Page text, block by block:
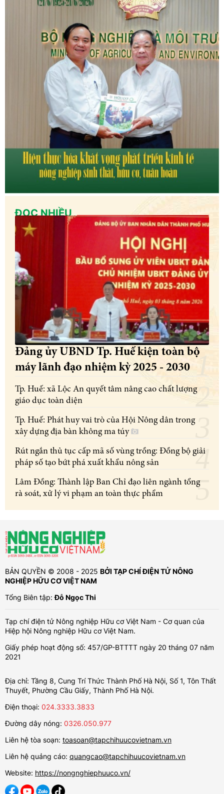
ĐỌC NHIỀU
Đảng ủy UBND Tp. Huế kiện toàn bộ
máy lãnh đạo nhiệm kỳ 2025 - 2030
Tp. Huế: xã Lộc An quyết tâm nâng cao chất lượng
giáo dục toàn diện
Tp. Huế: Phát huy vai trò của Hội Nông dân trong
xây dựng địa bàn không ma túy
Rút ngắn thủ tục cấp mã số vùng trồng: Đồng bộ giải
pháp số tạo bứt phá xuất khẩu nông sản
Lâm Đồng: Thành lập Ban Chỉ đạo liên ngành tổng
rà soát, xử lý vi phạm an toàn thực phẩm
BẢN QUYỀN © 2008 - 2025 BỞI TẠP CHÍ ĐIỆN TỬ NÔNG
NGHIỆP HỮU CƠ VIỆT NAM
Tổng Biên tập:Đỗ Ngọc Thi
Tạp chí điện tử Nông nghiệp Hữu cơ Việt Nam - Cơ quan của
Hiệp hội Nông nghiệp Hữu cơ Việt Nam.
Giấy phép hoạt động số: 457/GP-BTTTT ngày 20 tháng 07 năm
2021
Địa chỉ: Tầng 8, Cung Trí Thức Thành Phố Hà Nội, Số 1, Tôn Thất
Thuyết, Phường Cầu Giấy, Thành Phố Hà Nội.
Điện thoại: 024.3333.3833
Đường dây nóng: 0326.050.977
Liên hệ tòa soạn: toasoan@tapchihuucovietnam.vn
Liên hệ quảng cáo: quangcao@tapchihuucovietnam.vn
Website: https://nongnghiephuuco.vn/